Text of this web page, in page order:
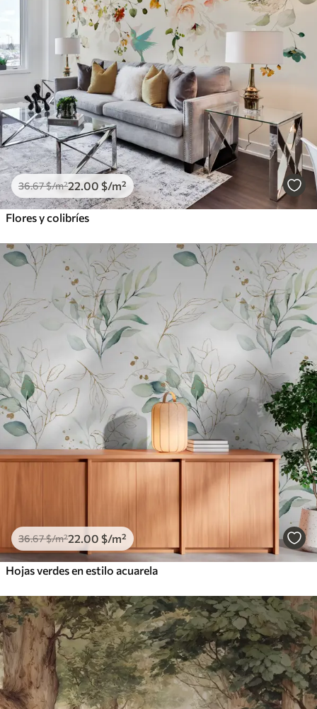
36.67$/m²22 .00 $/m²
Flores y colibríes
36.67$/m²22 .00 $/m²
Hojas verdes en estilo acuarela